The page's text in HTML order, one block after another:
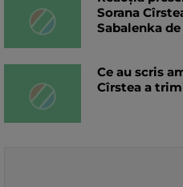
Sorana
Sabalenka
Ce au scris
Cîrstea a